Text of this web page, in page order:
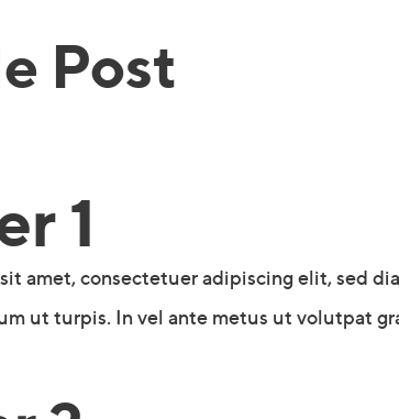
Post
1
amet, consectetuer adipiscing elit, sed
ut turpis. In vel ante metus ut volutpat